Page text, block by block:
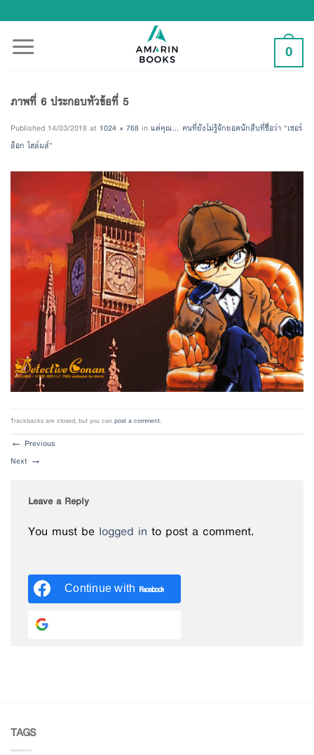
to
content
0
ภาพที่ 6 ประกอบหัวข้อที่ 5
Published 14/03/2018 at 1024 × 768 in แด่คุณ… คนที่ยังไม่รู้จักยอดนักสืบที่ชื่อว่า “เชอร์
ล็อก โฮล์มส์”
Trackbacks are closed, but you canpost a comment.
← Previous
Next →
Leave a Reply
You must be logged in to post a comment.
Continue with Facebook
TAGS